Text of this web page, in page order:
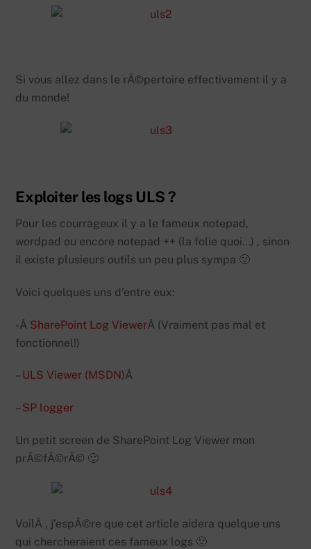
Si vous allez dans le rÃ©pertoire effectivement il y a
du monde!
Exploiter les logs ULS ?
Pour les courrageux il y a le fameux notepad,
wordpad ou encore notepad ++ (la folie quoi…) , sinon
il existe plusieurs outils un peu plus sympa 🙂
Voici quelques uns d’entre eux:
-Â SharePoint Log ViewerÂ (Vraiment pas mal et
fonctionnel!)
–ULS Viewer (MSDN)Â
–SP logger
Un petit screen de SharePoint Log Viewer mon
prÃ©fÃ©rÃ© 🙂
VoilÃ , j’espÃ©re que cet article aidera quelque uns
qui chercheraient ces fameux logs 🙂